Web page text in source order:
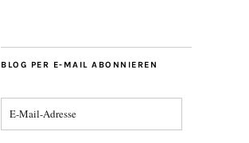
BLOG PER E-MAIL ABONNIEREN